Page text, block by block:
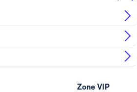
Zone VIP